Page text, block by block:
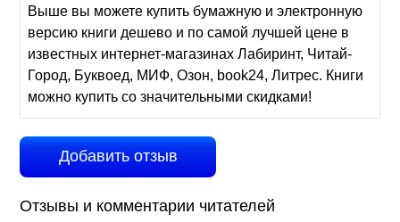
Выше вы можете купить бумажную и электронную
версию книги дешево и по самой лучшей цене в
известных интернет-магазинах Лабиринт, Читай-
Город, Буквоед, МИФ, Озон, book24, Литрес. Книги
можно купить со значительными скидками!
Добавить отзыв
Отзывы и комментарии читателей